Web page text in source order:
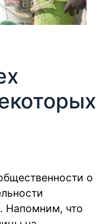
о
Напомним, что